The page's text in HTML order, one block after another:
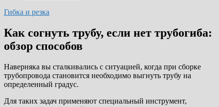
Гибка и резка
Как согнуть трубу, если нет трубогиба:
обзор способов
Наверняка вы сталкивались с ситуацией, когда при сборке
трубопровода становится необходимо выгнуть трубу на
определенный градус.
Для таких задач применяют специальный инструмент,